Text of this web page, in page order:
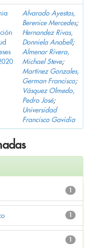
Alvarado Ayestas,
Berenice Mercedes;
Hernandez Rivas,
Donniela Anabell;
Almenar Rivera,
Michael Steve;
Martínez Gonzales,
German Francisco;
Vásquez Olmedo,
Pedro José;
Universidad
Francisco Gavidia
1
1
1